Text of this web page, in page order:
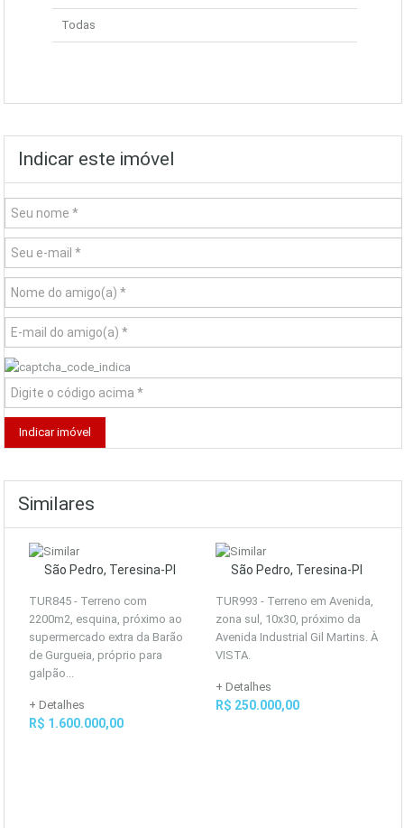
Todas
Indicar este imóvel
Similares
São Pedro, Teresina-PI
TUR845 - Terreno com
2200m2, esquina, próximo ao
supermercado extra da Barão
de Gurgueia, próprio para
galpão...
+ Detalhes
R$ 1.600.000,00
São Pedro, Teresina-PI
TUR993 - Terreno em Avenida,
zona sul, 10x30, próximo da
Avenida Industrial Gil Martins. À
VISTA.
+ Detalhes
R$ 250.000,00